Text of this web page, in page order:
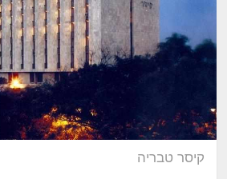
קיסר טבריה